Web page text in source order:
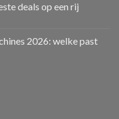
deals op een rij
2026: welke past